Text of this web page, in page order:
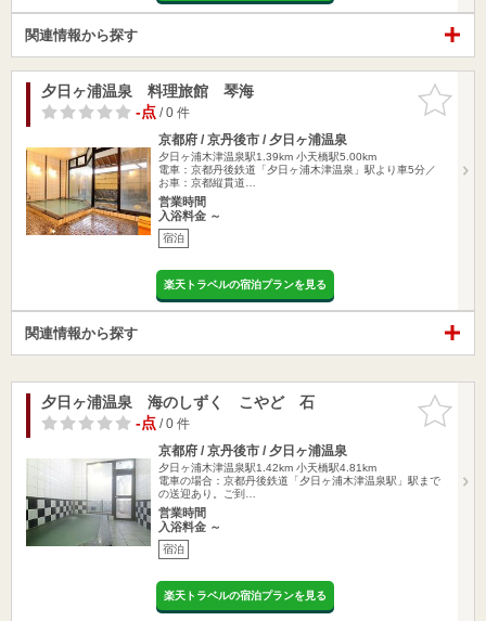
関連情報から探す
お気に入
りに追加
夕日ヶ浦温泉 料理旅館 琴海
-点/ 0 件
京都府 / 京丹後市 / 夕日ヶ浦温泉
夕日ヶ浦木津温泉駅1.39km 小天橋駅5.00km
電車：京都丹後鉄道「夕日ヶ浦木津温泉」駅より車5分／
お車：京都縦貫道…
営業時間
入浴料金 ～
宿泊
楽天トラベルの宿泊プランを見る
関連情報から探す
お気に入
りに追加
夕日ヶ浦温泉 海のしずく こやど 石
-点/ 0 件
京都府 / 京丹後市 / 夕日ヶ浦温泉
夕日ヶ浦木津温泉駅1.42km 小天橋駅4.81km
電車の場合：京都丹後鉄道「夕日ヶ浦木津温泉駅」駅まで
の送迎あり。ご到…
営業時間
入浴料金 ～
宿泊
楽天トラベルの宿泊プランを見る